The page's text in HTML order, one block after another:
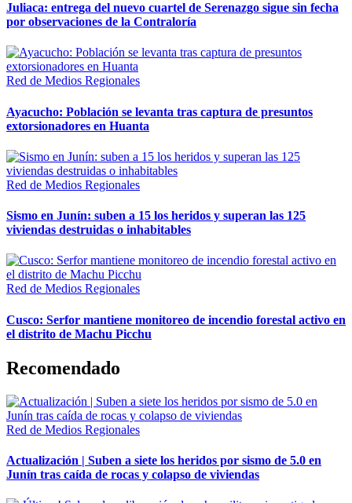
Juliaca: entrega del nuevo cuartel de Serenazgo sigue sin fecha
por observaciones de la Contraloría
Red de Medios Regionales
Ayacucho: Población se levanta tras captura de presuntos
extorsionadores en Huanta
Red de Medios Regionales
Sismo en Junín: suben a 15 los heridos y superan las 125
viviendas destruidas o inhabitables
Red de Medios Regionales
Cusco: Serfor mantiene monitoreo de incendio forestal activo en
el distrito de Machu Picchu
Recomendado
Red de Medios Regionales
Actualización | Suben a siete los heridos por sismo de 5.0 en
Junín tras caída de rocas y colapso de viviendas